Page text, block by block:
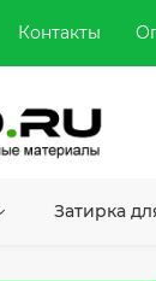
Контакты
Затирка